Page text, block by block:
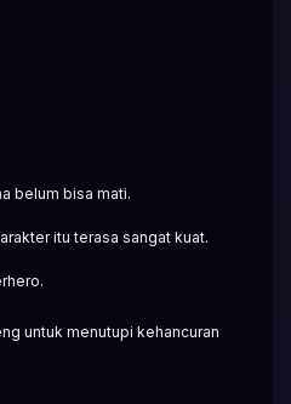
belum bisa mati.
itu terasa sangat kuat.
untuk menutupi kehancuran